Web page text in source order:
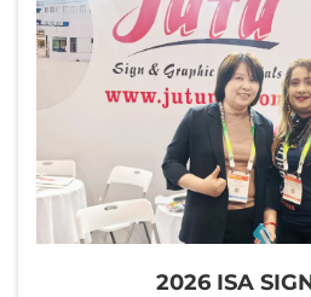
Anwendung
Nachrichten
Kontaktieren Sie Uns
2026 ISA